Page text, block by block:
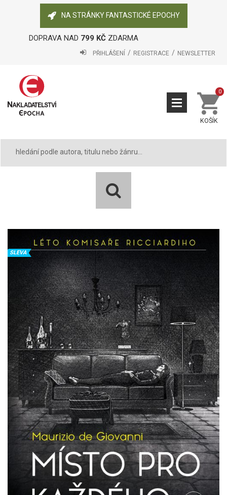
NA STRÁNKY FANTASTICKÉ EPOCHY
DOPRAVA NAD 799 KČZDARMA
PŘIHLÁŠENÍ REGISTRACE NEWSLETTER
KOŠÍK
0
SLEVA